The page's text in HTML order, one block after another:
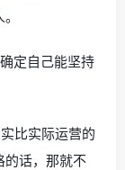
定自己能坚持
比实际运营的
的话，那就不